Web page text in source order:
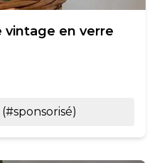
vintage en verre